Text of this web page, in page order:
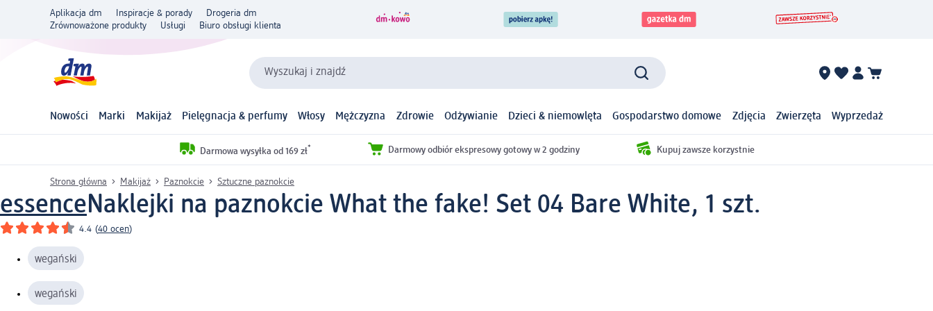
Aplikacja dm Inspiracje & porady
Drogeria dm
Zrównoważone produkty
Usługi Biuro obsługi klienta
Wyszukaj i znajdź
Nowości Marki Makijaż Pielęgnacja & perfumy Włosy Mężczyzna Zdrowie Odżywianie Dzieci & niemowlęta Gospodarstwo domowe Zdjęcia Zwierzęta Wyprzedaż
Darmowa wysyłka od 169 zł* Darmowy odbiór ekspresowy gotowy w 2 godziny Kupuj zawsze korzystnie
Strona główna Makijaż Paznokcie Sztuczne paznokcie
essenceNaklejki na paznokcie What the fake! Set 04 Bare White, 1 szt.
4.4 (40 ocen)
wegański
wegański